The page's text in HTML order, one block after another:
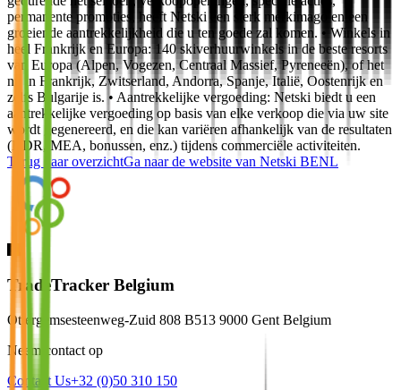
permanente promoties, heeft Netski een sterk merkimago en een
groeiende aantrekkelijkheid die u ten goede zal komen. • Winkels in
heel Frankrijk en Europa: 140 skiverhuurwinkels in de beste resorts
van Europa (Alpen, Vogezen, Centraal Massief, Pyreneeën), of het
nu in Frankrijk, Zwitserland, Andorra, Spanje, Italië, Oostenrijk en
zelfs Bulgarije is. • Aantrekkelijke vergoeding: Netski biedt u een
aantrekkelijke vergoeding op basis van elke verkoop die via uw site
wordt gegenereerd, en die kan variëren afhankelijk van de resultaten
(HDR, MEA, bonussen, enz.) tijdens commerciële activiteiten.
Terug naar overzichtGa naar de website van Netski BENL
TradeTracker Belgium
Ottergemsesteenweg-Zuid 808 B513 9000 Gent Belgium
Neem contact op
Contact Us+32 (0)50 310 150